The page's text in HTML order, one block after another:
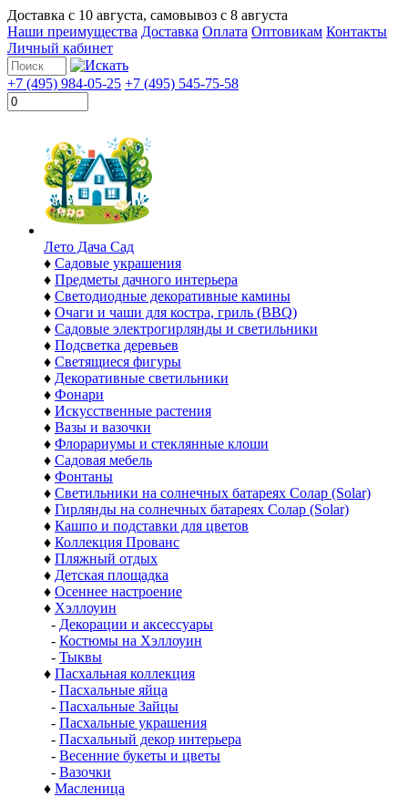
Доставка с 10 августа, самовывоз с 8 августа
Наши преимущества Доставка Оплата Оптовикам Контакты
Личный кабинет
+7 (495) 984-05-25 +7 (495) 545-75-58
Лето Дача Сад
♦ Садовые украшения
♦ Предметы дачного интерьера
♦ Светодиодные декоративные камины
♦ Очаги и чаши для костра, гриль (BBQ)
♦ Садовые электрогирлянды и светильники
♦ Подсветка деревьев
♦ Светящиеся фигуры
♦ Декоративные светильники
♦ Фонари
♦ Искусственные растения
♦ Вазы и вазочки
♦ Флорариумы и стеклянные клоши
♦ Садовая мебель
♦ Фонтаны
♦ Светильники на солнечных батареях Солар (Solar)
♦ Гирлянды на солнечных батареях Солар (Solar)
♦ Кашпо и подставки для цветов
♦ Коллекция Прованс
♦ Пляжный отдых
♦ Детская площадка
♦ Осеннее настроение
♦ Хэллоуин
- Декорации и аксессуары
- Костюмы на Хэллоуин
- Тыквы
♦ Пасхальная коллекция
- Пасхальные яйца
- Пасхальные Зайцы
- Пасхальные украшения
- Пасхальный декор интерьера
- Весенние букеты и цветы
- Вазочки
♦ Масленица